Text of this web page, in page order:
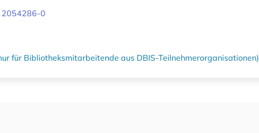
2054286-0
für Bibliotheksmitarbeitende aus DBIS-Teilnehmerorganisationen)